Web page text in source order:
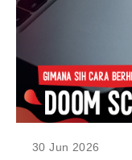
30 Jun 2026